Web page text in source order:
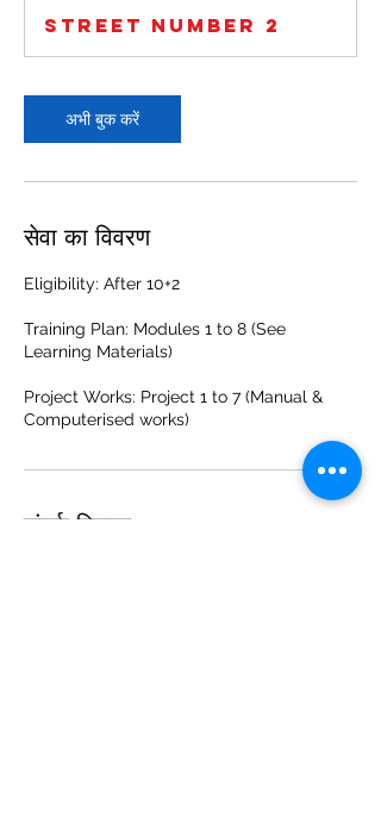
Street Number 2
अभी बुक करें
सेवा का विवरण
Eligibility: After 10+2
Training Plan: Modules 1 to 8 (See
Learning Materials)
Project Works: Project 1 to 7 (Manual &
Computerised works)
संपर्क विवरण